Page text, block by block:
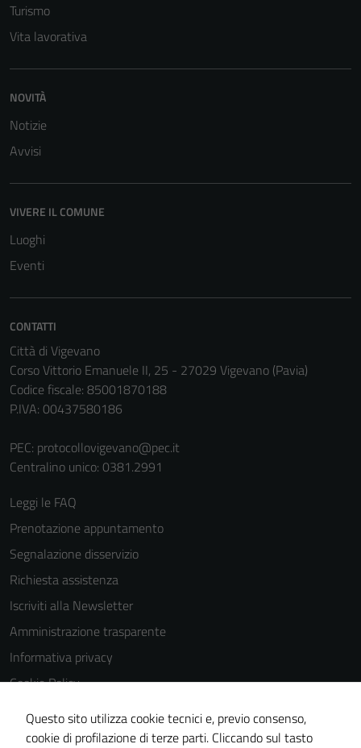
Turismo
Vita lavorativa
NOVITÀ
Notizie
Avvisi
VIVERE IL COMUNE
Luoghi
Eventi
CONTATTI
Città di Vigevano
Corso Vittorio Emanuele II, 25 - 27029 Vigevano (Pavia)
Codice fiscale: 85001870188
P.IVA: 00437580186
PEC: protocollovigevano@pec.it
Centralino unico: 0381.2991
Leggi le FAQ
Prenotazione appuntamento
Segnalazione disservizio
Richiesta assistenza
Iscriviti alla Newsletter
Amministrazione trasparente
Informativa privacy
Cookie Policy
Media policy
Note legali
Questo sito utilizza cookie tecnici e, previo consenso,
cookie di profilazione di terze parti. Cliccando sul tasto